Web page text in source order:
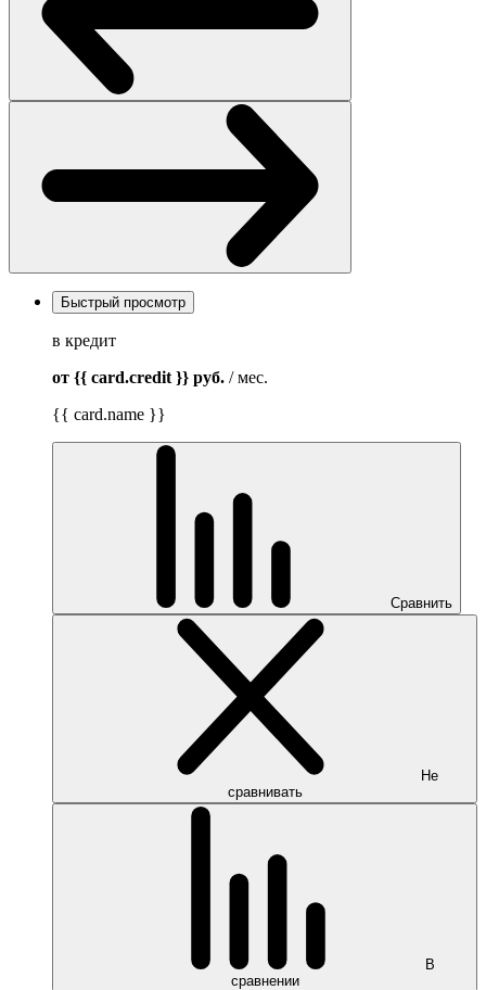
Быстрый просмотр
в кредит
от {{ card.credit }} руб. / мес.
{{ card.name }}
Сравнить
Не
сравнивать
В
сравнении